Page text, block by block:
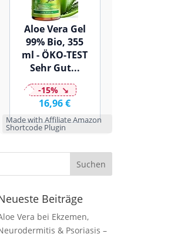
Aloe Vera Gel
99% Bio, 355
ml - ÖKO-TEST
Sehr Gut...
-15%
16,96 €
Made with Affiliate Amazon
Shortcode Plugin
Beiträge
Vera bei Ekzemen,
& Psoriasis –